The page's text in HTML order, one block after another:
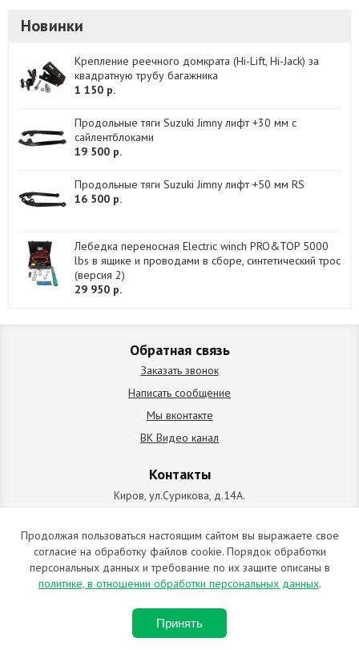
Новинки
Крепление реечного домкрата (Hi-Lift, Hi-Jack) за
квадратную трубу багажника
1 150 р.
Продольные тяги Suzuki Jimny лифт +30 мм с
сайлентблоками
19 500 р.
Продольные тяги Suzuki Jimny лифт +50 мм RS
16 500 р.
Лебедка переносная Electric winch PRO&TOP 5000
lbs в ящике и проводами в сборе, синтетический трос
(версия 2)
29 950 р.
Обратная связь
Заказать звонок
Написать сообщение
Мы вконтакте
ВК Видео канал
Контакты
Киров, ул.Сурикова, д.14А.
схема проезда
+7 (912) 827-92-55
ИП Позолотин Евгений Валерьевич
ИНН 434537218055 / ОГРН ИП 309434505600123 от 25.02.2009
2009-2026 © Все права защищены. Копирование материалов
запрещено. Отправляя любую форму на сайте, вы соглашаетесь с
Продолжая пользоваться настоящим сайтом вы выражаете свое
согласие на обработку файлов cookie. Порядок обработки
персональных данных и требование по их защите описаны в
политике, в отношении обработки персональных данных.
Принять